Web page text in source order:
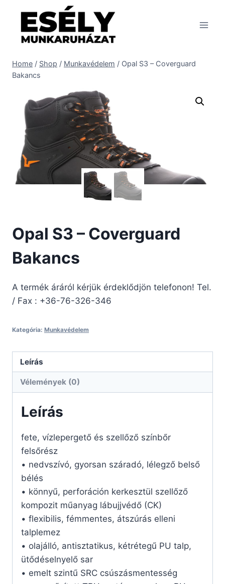
content
Home / Shop / Munkavédelem / Opal S3 – Coverguard
Bakancs
Opal S3 – Coverguard
Bakancs
A termék áráról kérjük érdeklődjön telefonon! Tel.
/ Fax : +36-76-326-346
Kategória: Munkavédelem
Leírás
Vélemények (0)
Leírás
fete, vízlepergető és szellőző színbőr
felsőrész
• nedvszívó, gyorsan száradó, lélegző belső
bélés
• könnyű, perforáción kerkesztül szellőző
kompozit műanyag lábujjvédő (CK)
• flexibilis, fémmentes, átszúrás elleni
talplemez
• olajálló, antisztatikus, kétrétegű PU talp,
ütődéselnyelő sar
• emelt szintű SRC csúszásmentesség